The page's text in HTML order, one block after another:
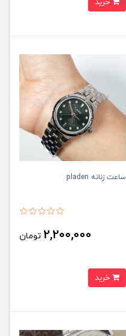
ساعت زنانه pladen
2,200,000 تومان